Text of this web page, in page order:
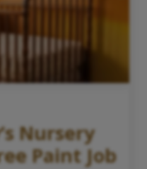
Nursery
Paint Job